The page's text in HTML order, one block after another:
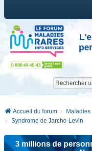
Accueil du forum
Syndrome de Jarcho-Levin
3 millions de